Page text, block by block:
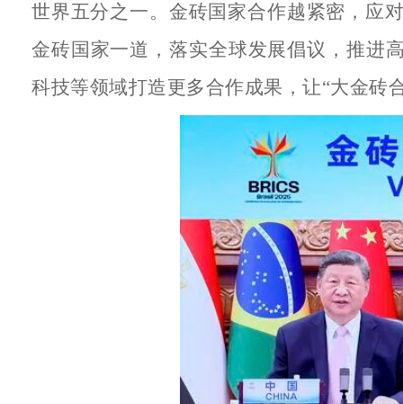
世界五分之一。金砖国家合作越紧密，应
金砖国家一道，落实全球发展倡议，推进
科技等领域打造更多合作成果，让“大金砖